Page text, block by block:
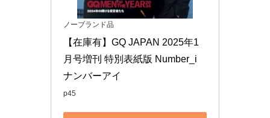
ノーブランド品
【在庫有】GQ JAPAN 2025年1
月号増刊 特別表紙版 Number_i
ナンバーアイ
p45